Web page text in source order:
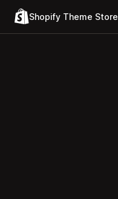
Shopify Theme Store